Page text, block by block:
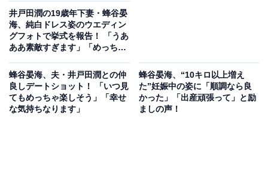
井戸田潤の19歳年下妻・蜂谷晏
海、純白ドレス姿のウエディン
グフォトで挙式を報告！ 「うあ
ああ素敵すぎます」「めっちゃ
蜂谷晏海、夫・井戸田潤との仲
良しデートショット！ 「いつ見
てもめっちゃ楽しそう」「幸せ
な気持ちなります」
蜂谷晏海、“10キロ以上増え
た”妊娠中の姿に「順調なら良
かった」「出産頑張って」と励
ましの声！